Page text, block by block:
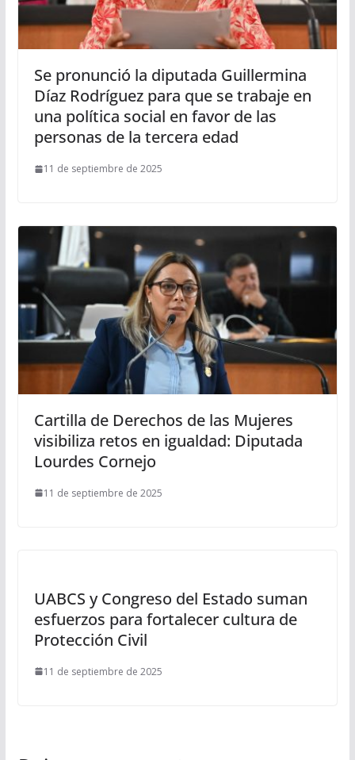
Se pronunció la diputada Guillermina
Díaz Rodríguez para que se trabaje en
una política social en favor de las
personas de la tercera edad
11 de septiembre de 2025
Cartilla de Derechos de las Mujeres
visibiliza retos en igualdad: Diputada
Lourdes Cornejo
11 de septiembre de 2025
UABCS y Congreso del Estado suman
esfuerzos para fortalecer cultura de
Protección Civil
11 de septiembre de 2025